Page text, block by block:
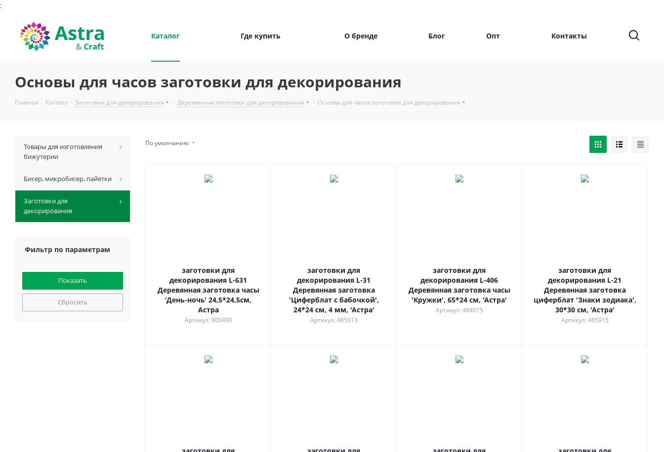
;
Каталог Где купить О бренде Блог Опт Контакты
Основы для часов заготовки для декорирования
Главная - Каталог - Заготовки для декорирования - Деревянные заготовки для декорирования - Основы для часов заготовки для декорирования
По умолчанию
заготовки для
декорирования L-631
Деревянная заготовка часы
'День-ночь' 24,5*24,5см,
Астра
Артикул: 900490
заготовки для
декорирования L-31
Деревянная заготовка
'Циферблат с бабочкой',
24*24 см, 4 мм, 'Астра'
Артикул: 485913
заготовки для
декорирования L-406
Деревянная заготовка часы
'Кружки', 65*24 см, 'Астра'
Артикул: 484015
заготовки для
декорирования L-21
Деревянная заготовка
циферблат 'Знаки зодиака',
30*30 см, 'Астра'
Артикул: 485915
Товары для изготовления
бижутерии
Бисер, микробисер, пайетки
Заготовки для
декорирования
Фильтр по параметрам
Сбросить